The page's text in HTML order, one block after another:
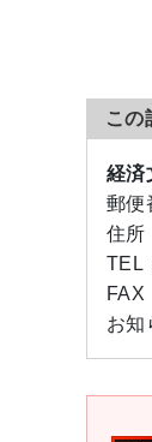
この
経
郵便
住所
TEL
FAX
お知